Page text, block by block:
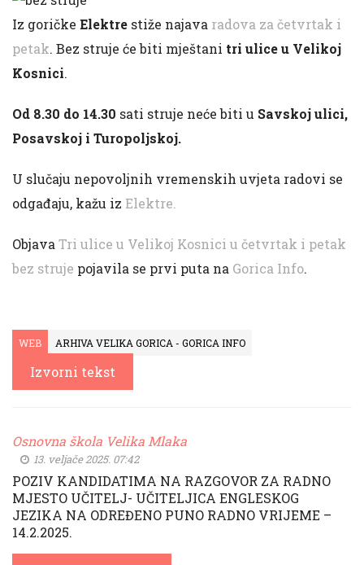
Iz goričke Elektre stiže najava radova za četvrtak i
petak. Bez struje će biti mještani tri ulice u Velikoj
Kosnici.
Od 8.30 do 14.30 sati struje neće biti u Savskoj ulici,
Posavskoj i Turopoljskoj.
U slučaju nepovoljnih vremenskih uvjeta radovi se
odgađaju, kažu iz Elektre.
Objava Tri ulice u Velikoj Kosnici u četvrtak i petak
bez struje pojavila se prvi puta na Gorica Info.
WEB ARHIVA VELIKA GORICA - GORICA INFO
Izvorni tekst
Osnovna škola Velika Mlaka
13. veljače 2025. 07:42
POZIV KANDIDATIMA NA RAZGOVOR ZA RADNO
MJESTO UČITELJ- UČITELJICA ENGLESKOG
JEZIKA NA ODREĐENO PUNO RADNO VRIJEME –
14.2.2025.